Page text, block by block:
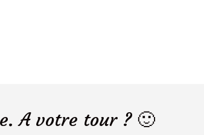
A votre tour ? 🙂